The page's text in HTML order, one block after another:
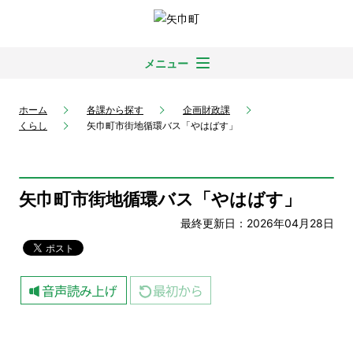
メニュー
ホーム 各課から探す
企画財政課
くらし
矢巾町市街地循環バス「やはばす」
矢巾町市街地循環バス「やはばす」
最終更新日：2026年04月28日